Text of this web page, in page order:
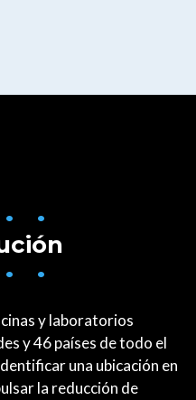
•
•
y laboratorios
y 46 países de todo el
una ubicación en
la reducción de